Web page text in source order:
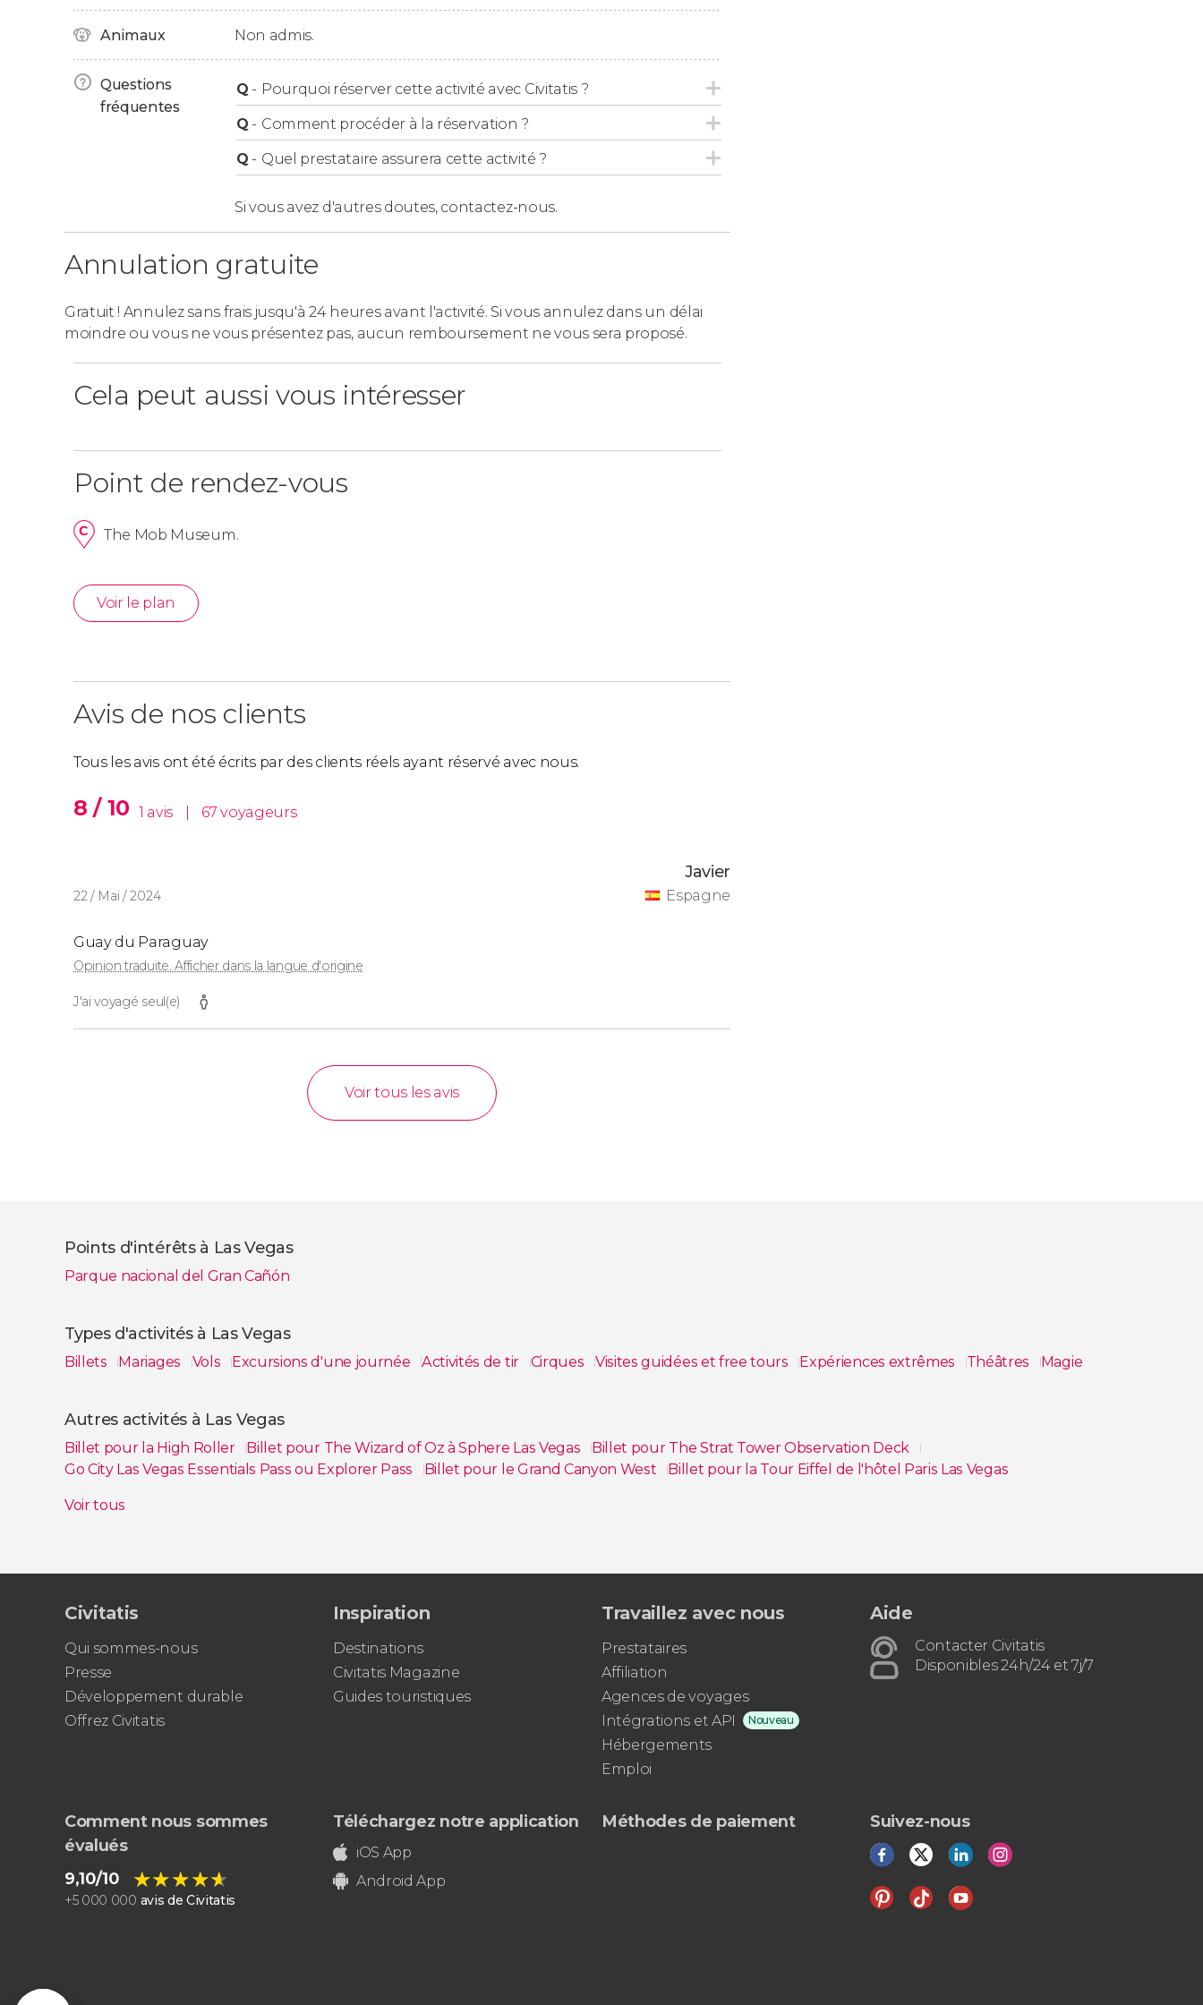
Le Mob Museum est ouvert tous les jours de
Animaux Non admis.
Questions
fréquentes
Q - Pourquoi réserver cette activité avec Civitatis ?
Q - Comment procéder à la réservation ?
Q - Quel prestataire assurera cette activité ?
Si vous avez d'autres doutes, contactez-nous.
Annulation gratuite
Gratuit ! Annulez sans frais jusqu'à 24 heures avant l'activité. Si vous annulez dans un délai
moindre ou vous ne vous présentez pas, aucun remboursement ne vous sera proposé.
Cela peut aussi vous intéresser
Point de rendez-vous
The Mob Museum.
Voir le plan
Avis de nos clients
Tous les avis ont été écrits par des clients réels ayant réservé avec nous.
8 / 10 1 avis 67 voyageurs
22 / Mai / 2024
Javier
Espagne
Guay du Paraguay
Opinion traduite. Afficher dans la langue d'origine
J'ai voyagé seul(e)
Voir tous les avis
Points d'intérêts à Las Vegas
Parque nacional del Gran Cañón
Types d'activités à Las Vegas
Billets Mariages Vols Excursions d'une journée Activités de tir Cirques Visites guidées et free tours Expériences extrêmes Théâtres Magie
Autres activités à Las Vegas
Billet pour la High Roller Billet pour The Wizard of Oz à Sphere Las Vegas
Billet pour The Strat Tower Observation Deck
Go City Las Vegas Essentials Pass ou Explorer Pass
Billet pour le Grand Canyon West
Billet pour la Tour Eiffel de l'hôtel Paris Las Vegas
Visite de nuit en bus à toit ouvert
Voir tous
Civitatis
Qui sommes-nous
Presse
Développement durable
Offrez Civitatis
Inspiration
Destinations
Civitatis Magazine
Guides touristiques
Travaillez avec nous
Prestataires
Affiliation
Agences de voyages
Intégrations et API
Nouveau
Hébergements
Emploi
Aide
Contacter Civitatis
Disponibles 24h/24 et 7j/7
Comment nous sommes
évalués
9,10/10
★★★★★
★★★★★
+5 000 000 avis de Civitatis
Téléchargez notre application
iOS App
Android App
Méthodes de paiement Suivez-nous